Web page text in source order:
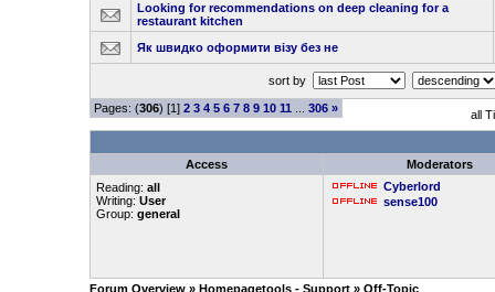
Looking for recommendations on deep cleaning for a
restaurant kitchen
Як швидко оформити візу без не
sort by
Pages: (306) [1] 2 3 4 5 6 7 8 9 10 11 306 » all
Access
Moderators
Reading: all
Writing: User
Group: general
Cyberlord
sense100
Forum Overview » Homepagetools - Support » Off-Topic